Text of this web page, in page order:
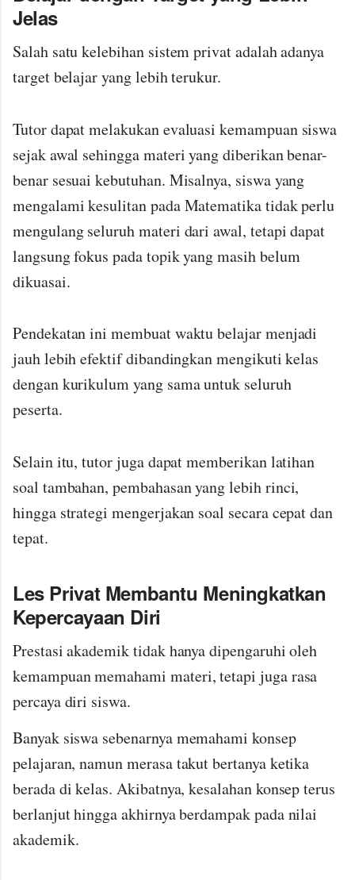
Jelas
Salah satu kelebihan sistem privat adalah adanya
target belajar yang lebih terukur.
Tutor dapat melakukan evaluasi kemampuan siswa
sejak awal sehingga materi yang diberikan benar-
benar sesuai kebutuhan. Misalnya, siswa yang
mengalami kesulitan pada Matematika tidak perlu
mengulang seluruh materi dari awal, tetapi dapat
langsung fokus pada topik yang masih belum
dikuasai.
Pendekatan ini membuat waktu belajar menjadi
jauh lebih efektif dibandingkan mengikuti kelas
dengan kurikulum yang sama untuk seluruh
peserta.
Selain itu, tutor juga dapat memberikan latihan
soal tambahan, pembahasan yang lebih rinci,
hingga strategi mengerjakan soal secara cepat dan
tepat.
Les Privat Membantu Meningkatkan
Kepercayaan Diri
Prestasi akademik tidak hanya dipengaruhi oleh
kemampuan memahami materi, tetapi juga rasa
percaya diri siswa.
Banyak siswa sebenarnya memahami konsep
pelajaran, namun merasa takut bertanya ketika
berada di kelas. Akibatnya, kesalahan konsep terus
berlanjut hingga akhirnya berdampak pada nilai
akademik.